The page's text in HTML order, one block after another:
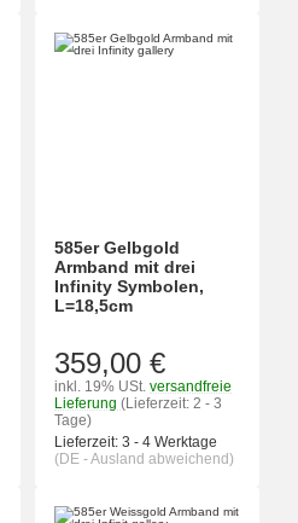
585er Gelbgold
Armband mit drei
Infinity Symbolen,
L=18,5cm
359,00 €
inkl. 19% USt. versandfreie
Lieferung (Lieferzeit: 2 - 3
Tage)
Lieferzeit: 3 - 4 Werktage
(DE - Ausland abweichend)